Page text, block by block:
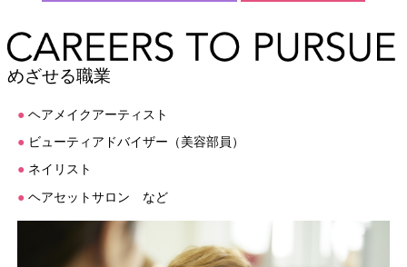
めざせる職業
● ヘアメイクアーティスト
● ビューティアドバイザー（美容部員）
● ネイリスト
● ヘアセットサロン など